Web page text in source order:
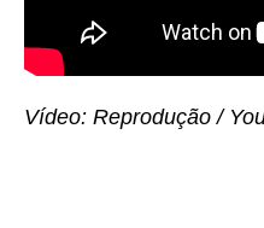
Vídeo: Reprodução /